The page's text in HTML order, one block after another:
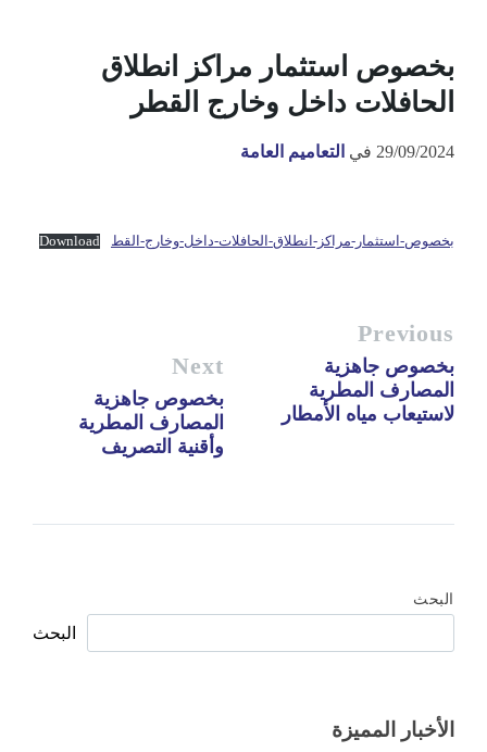
بخصوص استثمار مراكز انطلاق
الحافلات داخل وخارج القطر
29/09/2024 في التعاميم العامة
بخصوص-استثمار-مراكز-انطلاق-الحافلات-داخل-وخارج-القط Download
Previous
بخصوص جاهزية
المصارف المطرية
لاستيعاب مياه الأمطار
Next
بخصوص جاهزية
المصارف المطرية
وأقنية التصريف
البحث
البحث
الأخبار المميزة